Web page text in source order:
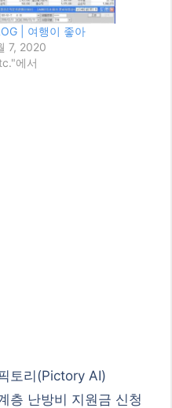
| 여행이 좋아
7, 2020
에서
토리(Pictory AI)
층 난방비 지원금 신청